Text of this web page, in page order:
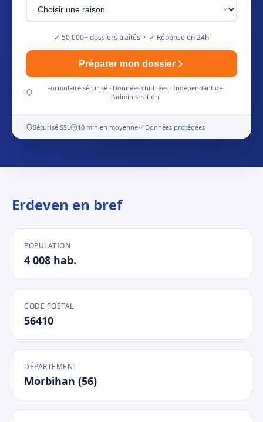
✓ 50 000+ dossiers traités · ✓ Réponse en 24h
Préparer mon dossier
Formulaire sécurisé · Données chiffrées · Indépendant de
l'administration
Sécurisé SSL 10 min en moyenne Données protégées
Erdeven en bref
POPULATION
4 008 hab.
CODE POSTAL
56410
DÉPARTEMENT
Morbihan (56)